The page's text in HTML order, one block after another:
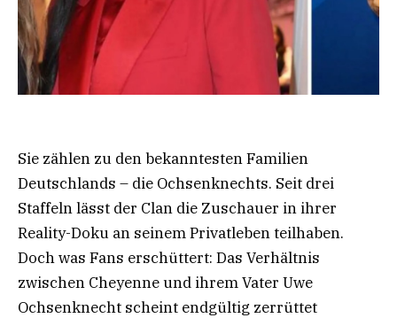
Sie zählen zu den bekanntesten Familien
Deutschlands – die Ochsenknechts. Seit drei
Staffeln lässt der Clan die Zuschauer in ihrer
Reality-Doku an seinem Privatleben teilhaben.
Doch was Fans erschüttert: Das Verhältnis
zwischen Cheyenne und ihrem Vater Uwe
Ochsenknecht scheint endgültig zerrüttet